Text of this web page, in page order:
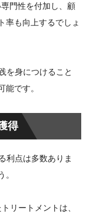
門性を付加し、顧
率も向上するでしょ
を身につけること
です。
得
利点は多数ありま
リートメントは、